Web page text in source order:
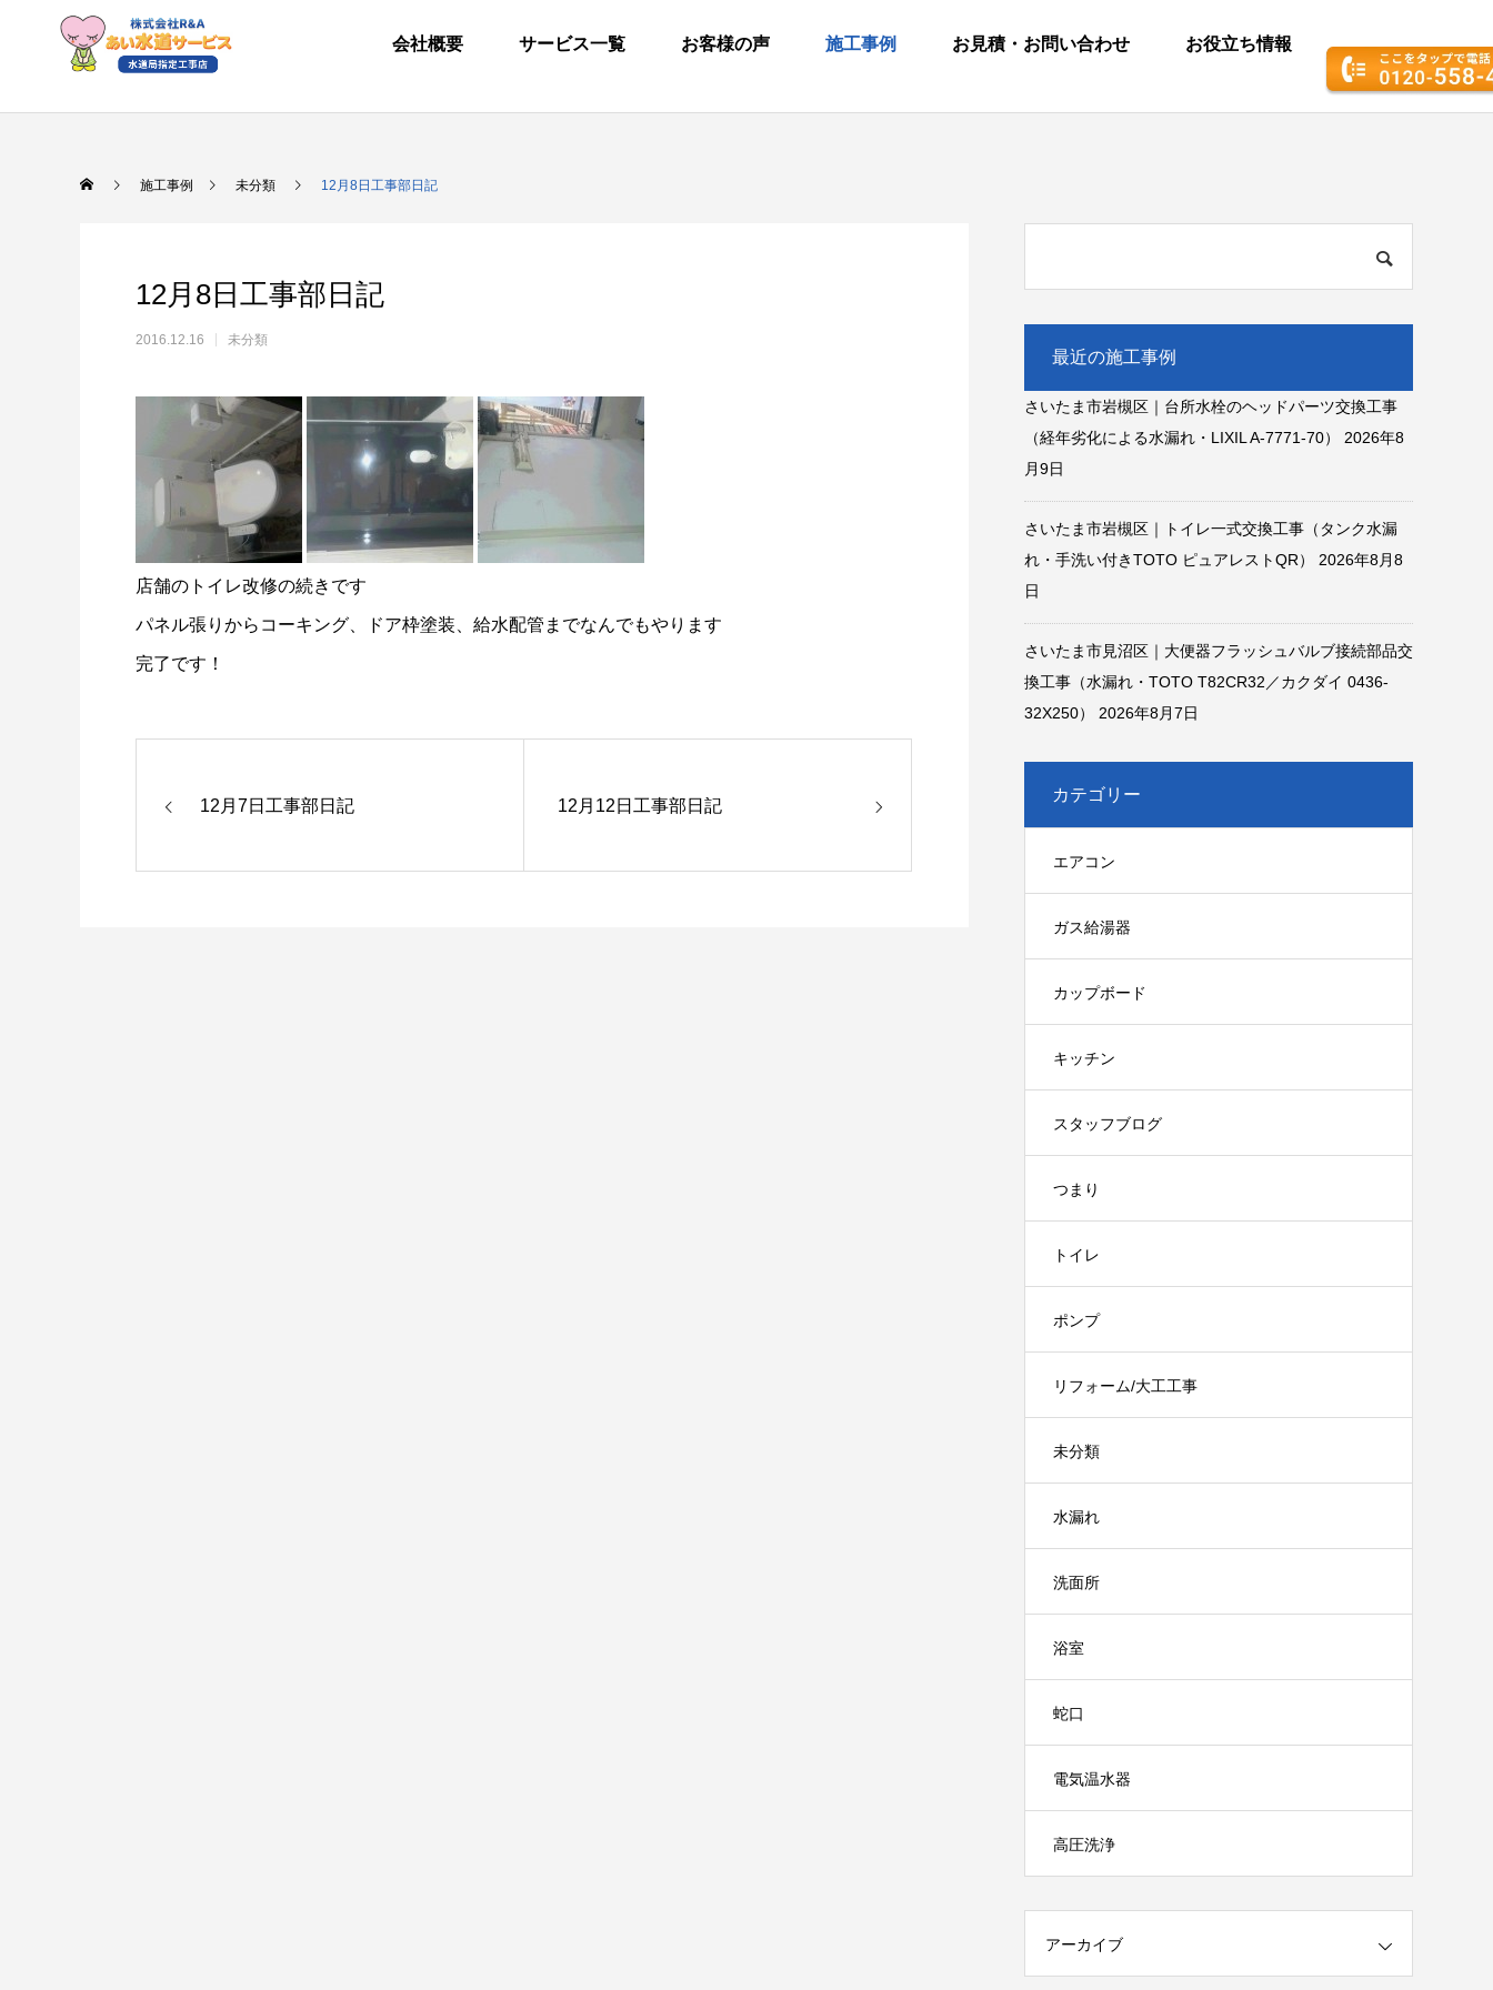
会社概要 サービス一覧 お客様の声 施工事例 お見積・お問い合わせ お役立ち情報
施工事例 未分類 12月8日工事部日記
12月8日工事部日記
2016.12.16 未分類
店舗のトイレ改修の続きです
パネル張りからコーキング、ドア枠塗装、給水配管までなんでもやります
完了です！
12月7日工事部日記 12月12日工事部日記
最近の施工事例
さいたま市岩槻区｜台所水栓のヘッドパーツ交換工事
（経年劣化による水漏れ・LIXIL A-7771-70）
2026年8
月9日
さいたま市岩槻区｜トイレ一式交換工事（タンク水漏
れ・手洗い付きTOTO ピュアレストQR）
2026年8月8
日
さいたま市見沼区｜大便器フラッシュバルブ接続部品交
換工事（水漏れ・TOTO T82CR32／カクダイ 0436-
32X250）
2026年8月7日
カテゴリー
エアコン
ガス給湯器
カップボード
キッチン
スタッフブログ
つまり
トイレ
ポンプ
リフォーム/大工工事
未分類
水漏れ
洗面所
浴室
蛇口
電気温水器
高圧洗浄
アーカイブ